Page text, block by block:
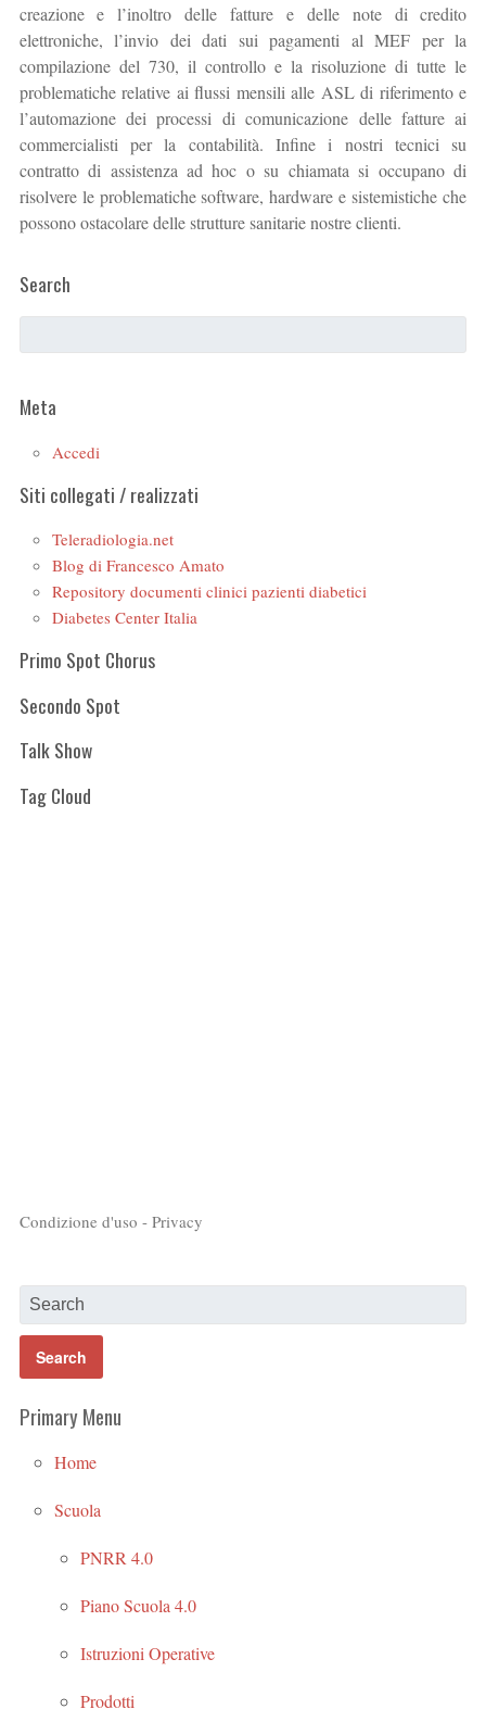
creazione e l’inoltro delle fatture e delle note di credito
elettroniche, l’invio dei dati sui pagamenti al MEF per la
compilazione del 730, il controllo e la risoluzione di tutte le
problematiche relative ai flussi mensili alle ASL di riferimento e
l’automazione dei processi di comunicazione delle fatture ai
commercialisti per la contabilità. Infine i nostri tecnici su
contratto di assistenza ad hoc o su chiamata si occupano di
risolvere le problematiche software, hardware e sistemistiche che
possono ostacolare delle strutture sanitarie nostre clienti.
Search
Meta
Accedi
Siti collegati / realizzati
Teleradiologia.net
Blog di Francesco Amato
Repository documenti clinici pazienti diabetici
Diabetes Center Italia
Primo Spot Chorus
Secondo Spot
Talk Show
Tag Cloud
Condizione d'uso - Privacy
Primary Menu
Home
Scuola
PNRR 4.0
Piano Scuola 4.0
Istruzioni Operative
Prodotti